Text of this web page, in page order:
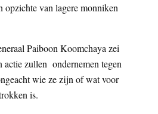
opzichte van lagere monniken
Paiboon Koomchaya zei
actie zullen ondernemen tegen
wie ze zijn of wat voor
is.